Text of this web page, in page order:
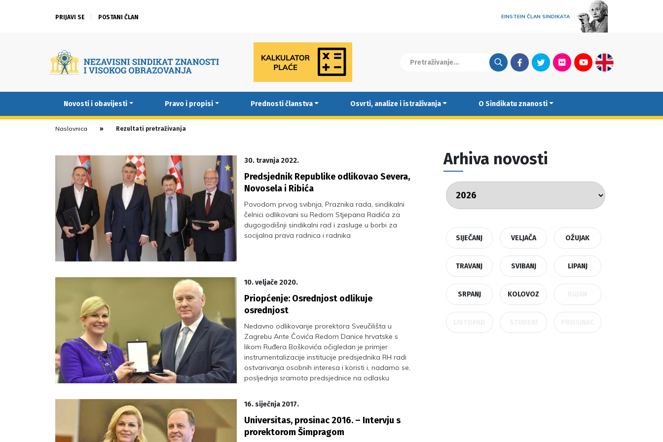
PRIJAVI SE POSTANI ČLAN EINSTEIN ČLAN SINDIKATA
FacebookTwitterFlickrYoutubeEnglish
Novosti i obavijesti Pravo i propisi Prednosti članstva Osvrti, analize i istraživanja O Sindikatu znanosti
Naslovnica Rezultati pretraživanja
30. travnja 2022.
Predsjednik Republike odlikovao Severa,
Novosela i Ribića
Povodom prvog svibnja, Praznika rada, sindikalni
čelnici odlikovani su Redom Stjepana Radića za
dugogodišnji sindikalni rad i zasluge u borbi za
socijalna prava radnica i radnika
10. veljače 2020.
Priopćenje: Osrednjost odlikuje
osrednjost
Nedavno odlikovanje prorektora Sveučilišta u
Zagrebu Ante Čovića Redom Danice hrvatske s
likom Ruđera Boškovića očigledan je primjer
instrumentalizacije institucije predsjednika RH radi
ostvarivanja osobnih interesa i koristi i, nadamo se,
posljednja sramota predsjednice na odlasku
16. siječnja 2017.
Universitas, prosinac 2016. – Intervju s
prorektorom Šimpragom
Arhiva novosti
SIJEČANJ VELJAČA OŽUJAK
TRAVANJ SVIBANJ LIPANJ
SRPANJ KOLOVOZ